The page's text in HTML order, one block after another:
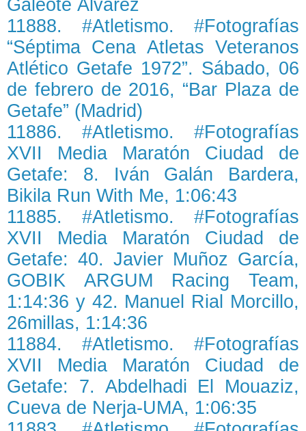
Galeote Álvarez
11888. #Atletismo. #Fotografías
“Séptima Cena Atletas Veteranos
Atlético Getafe 1972”. Sábado, 06
de febrero de 2016, “Bar Plaza de
Getafe” (Madrid)
11886. #Atletismo. #Fotografías
XVII Media Maratón Ciudad de
Getafe: 8. Iván Galán Bardera,
Bikila Run With Me, 1:06:43
11885. #Atletismo. #Fotografías
XVII Media Maratón Ciudad de
Getafe: 40. Javier Muñoz García,
GOBIK ARGUM Racing Team,
1:14:36 y 42. Manuel Rial Morcillo,
26millas, 1:14:36
11884. #Atletismo. #Fotografías
XVII Media Maratón Ciudad de
Getafe: 7. Abdelhadi El Mouaziz,
Cueva de Nerja-UMA, 1:06:35